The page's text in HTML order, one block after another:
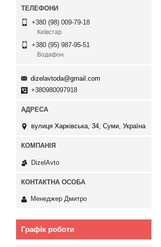
+380 (98) 009-79-18
Київстар
+380 (95) 987-95-51
Водафон
dizelavtoda@gmail.com
+380980097918
вулиця Харківська, 34, Суми, Україна
DizelAvto
Менеджер Дмитро
Графік роботи